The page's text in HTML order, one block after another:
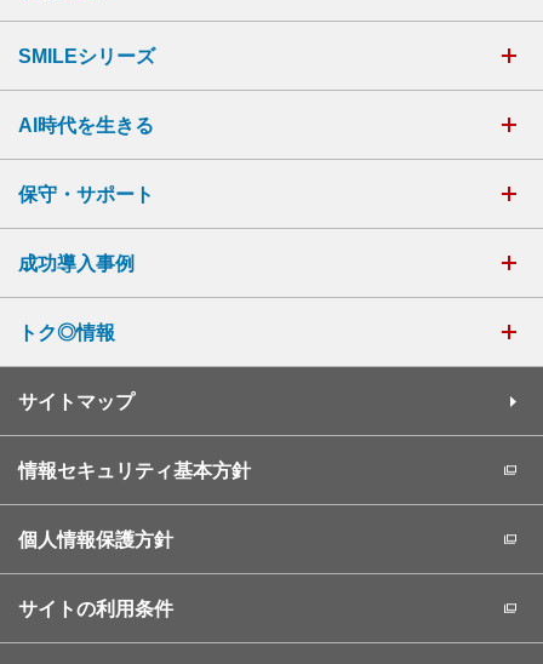
SMILEシリーズ
AI時代を生きる
保守・サポート
成功導入事例
トク◎情報
サイトマップ
情報セキュリティ基本方針
個人情報保護方針
サイトの利用条件